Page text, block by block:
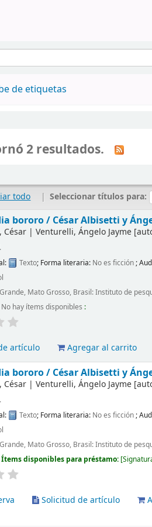
de etiquetas
2 resultados.
todo | Seleccionar títulos para:
bororo / César Albisetti y
César |Venturelli, Ángelo Jayme
Texto; Forma literaria: No es ficción ;
Mato Grosso, Brasil: Instituto de
No hay ítems disponibles :
artículo
Agregar al carrito
bororo / César Albisetti y
César |Venturelli, Ángelo Jayme
Texto; Forma literaria: No es ficción;
Mato Grosso, Brasil: Instituto de
Ítems disponibles para préstamo:
Solicitud de artículo